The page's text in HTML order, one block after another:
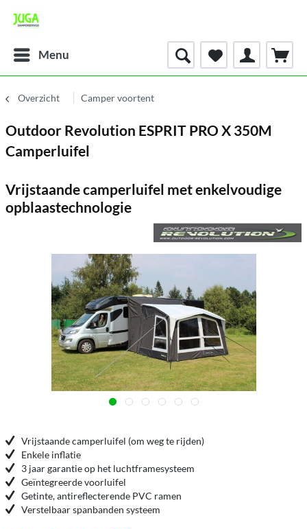
Menu
Overzicht Camper voortent
Outdoor Revolution ESPRIT PRO X 350M
Camperluifel
Vrijstaande camperluifel met enkelvoudige
opblaastechnologie
Vrijstaande camperluifel (om weg te rijden)
Enkele inflatie
3 jaar garantie op het luchtframesysteem
Geïntegreerde voorluifel
Getinte, antireflecterende PVC ramen
Verstelbaar spanbanden systeem